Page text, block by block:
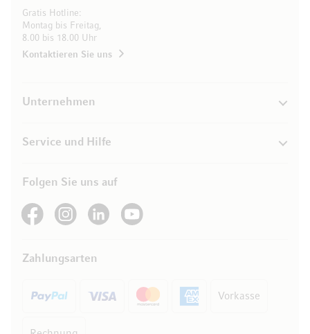
Gratis Hotline:
Montag bis Freitag,
8.00 bis 18.00 Uhr
Kontaktieren Sie uns
Unternehmen
Service und Hilfe
Folgen Sie uns auf
See our FacebookSee our Instagram account
See our LinkedInSee our YouTube channel
Zahlungsarten
Vorkasse